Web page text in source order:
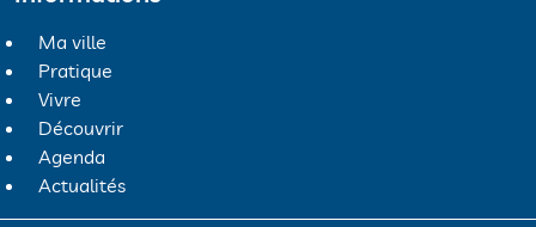
Ma ville
Pratique
Vivre
Découvrir
Agenda
Actualités